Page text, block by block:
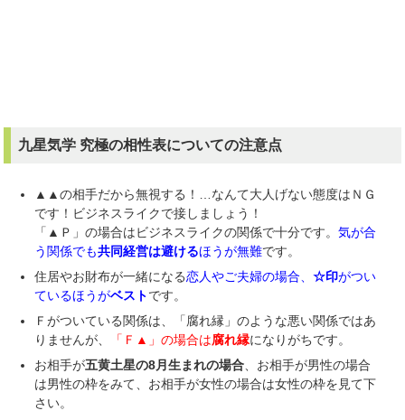
九星気学 究極の相性表についての注意点
▲▲の相手だから無視する！…なんて大人げない態度はＮＧ
です！ビジネスライクで接しましょう！
「▲Ｐ」の場合はビジネスライクの関係で十分です。気が合
う関係でも共同経営は避けるほうが無難です。
住居やお財布が一緒になる恋人やご夫婦の場合、☆印がつい
ているほうがベストです。
Ｆがついている関係は、「腐れ縁」のような悪い関係ではあ
りませんが、
「Ｆ▲」の場合は腐れ縁になりがちです。
お相手が五黄土星の8月生まれの場合、お相手が男性の場合
は男性の枠をみて、お相手が女性の場合は女性の枠を見て下
さい。